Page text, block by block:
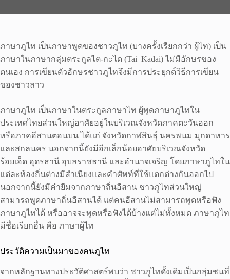
ภาษาภูไท เป็นภาษาพูดของชาวภูไท (บางครั้งเรียกกว่า ผู้ไท) เป็น
ภาษาในภาษากลุ่มตระกูลไต-กะได (Tai–Kadai) ไม่มีอักษรของ
ตนเอง การเขียนตัวอักษรชาวภูไทจึงมีการประยุกต์วิธีการเขียน
ของชาวลาว
ภาษาภูไท เป็นภาษาในตระกูลภาษาไท ผู้พูดภาษาภูไทใน
ประเทศไทยส่วนใหญ่อาศัยอยู่ในบริเวณจังหวัดภาคตะวันออก
หรือภาคอีสานตอนบน ได้แก่ จังหวัดกาฬสินธุ์ นครพนม มุกดาหาร
และสกลนคร นอกจากนี้ยังมีอีกเล็กน้อยอาศัยบริเวณจังหวัด
ร้อยเอ็ด อุดรธานี อุบลราชธานี และอำนาจเจริญ โดยภาษาภูไทใน
แต่ละท้องถิ่นต่างมีสำเนียงและคำศัพท์ที่ใช้แตกต่างกันออกไป
นอกจากนี้ยังมีคำยืมจากภาษาถิ่นอีสาน ชาวภูไทส่วนใหญ่
สามารถพูดภาษาถิ่นอีสานได้ แต่คนอีสานไม่สามารถพูดหรือฟัง
ภาษาภูไทได้ หรืออาจจะพูดหรือฟังได้บ้างแต่ไม่ทั้งหมด ภาษาภูไท
มีชื่อเรียกอื่น คือ ภาษาผู้ไท
ประวัติความเป็นมาของคนภูไท
จากหลักฐานทางประวัติศาสตร์พบว่า ชาวภูไทดั้งเดิมเป็นกลุ่มชนที่